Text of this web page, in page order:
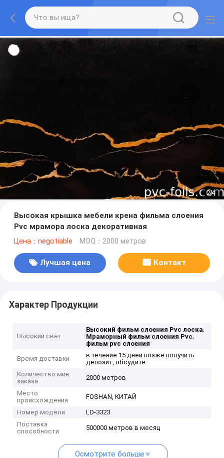
2/4
Высокая крышка мебели крена фильма слоения
Pvc мрамора лоска декоративная
Цена：negotiable MOQ：2000 метров
Лучшая цена Контакт
Характер Продукции
Высокий свет
Высокий фильм слоения Pvc лоска,
Мраморный фильм слоения Pvc,
фильм pvc слоения
Время доставки
в течение 15 дней позже получить
депозит, обсудите
Количество мин
заказа
2000 метров
Место
происхождения
FOSHAN, КИТАЙ
Номер модели
LD-3323
Поставка
способности
500000 метров в месяц
Осмотрите больше